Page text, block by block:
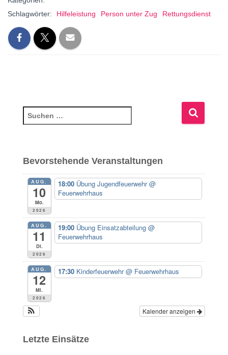
Schlagwörter:
Hilfeleistung Person unter Zug Rettungsdienst
u
e
Bevorstehende Veranstaltungen
AUG.
10
Mo.
2026
18:00 Übung Jugendfeuerwehr@
Feuerwehrhaus
AUG.
11
Di.
2026
19:00 Übung Einsatzabteilung @
Feuerwehrhaus
AUG.
12
Mi.
2026
17:30 Kinderfeuerwehr@ Feuerwehrhaus
Kalender anzeigen
Letzte Einsätze